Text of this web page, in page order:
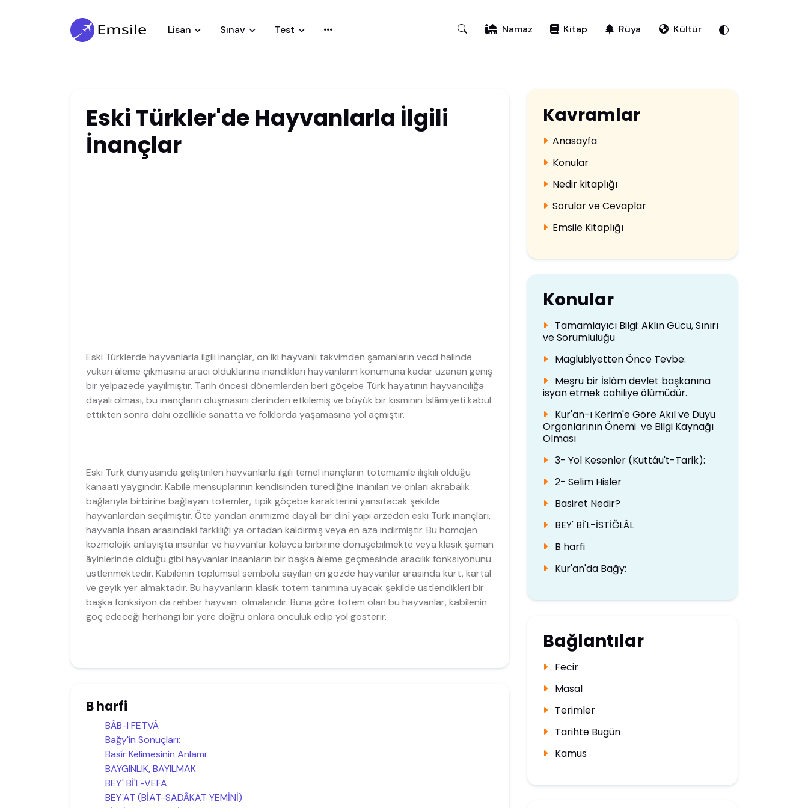
Lisan Sınav Test Namaz Kitap Rüya Kültür
Eski Türkler'de Hayvanlarla İlgili
İnançlar
Eski Türklerde hayvanlarla ilgili inançlar, on iki hayvanlı takvimden şamanların vecd halinde
yukarı âleme çıkmasına aracı olduklarına inandıkları hayvanların konumuna kadar uzanan geniş
bir yelpazede yayılmıştır. Tarih öncesi dönemlerden beri göçebe Türk hayatının hayvancılığa
dayalı olması, bu inançların oluşmasını derinden etkilemiş ve büyük bir kısmının İslâmiyeti kabul
ettikten sonra dahi özellikle sanatta ve folklorda yaşamasına yol açmıştır.
Eski Türk dünyasında geliştirilen hayvanlarla ilgili temel inançların totemizmle ilişkili olduğu
kanaati yaygındır. Kabile mensuplarının kendisinden türediğine inanılan ve onları akrabalık
bağlarıyla birbirine bağlayan totemler, tipik göçebe karakterini yansıtacak şekilde
hayvanlardan seçilmiştir. Öte yandan animizme dayalı bir dinî yapı arzeden eski Türk inançları,
hayvanla insan arasındaki farklılığı ya ortadan kaldırmış veya en aza indirmiştir. Bu homojen
kozmolojik anlayışta insanlar ve hayvanlar kolayca birbirine dönüşebilmekte veya klasik şaman
âyinlerinde olduğu gibi hayvanlar insanların bir başka âleme geçmesinde aracılık fonksiyonunu
üstlenmektedir. Kabilenin toplumsal sembolü sayılan en gözde hayvanlar arasında kurt, kartal
ve geyik yer almaktadır. Bu hayvanların klasik totem tanımına uyacak şekilde üstlendikleri bir
başka fonksiyon da rehber hayvan olmalarıdır. Buna göre totem olan bu hayvanlar, kabilenin
göç edeceği herhangi bir yere doğru onlara öncülük edip yol gösterir.
B harfi
BÂB-I FETVÂ
Bağy'ín Sonuçları:
Basír Kelimesinin Anlamı:
BAYGINLIK, BAYILMAK
BEY' Bİ'L-VEFA
BEY'AT (BİAT-SADÂKAT YEMİNİ)
Kavramlar
Anasayfa
Konular
Nedir kitaplığı
Sorular ve Cevaplar
Emsile Kitaplığı
Konular
Tamamlayıcı Bilgi: Aklın Gücü, Sınırı
ve Sorumluluğu
Maglubiyetten Önce Tevbe:
Meşru bir İslâm devlet başkanına
isyan etmek cahiliye ölümüdür.
Kur'an-ı Kerim'e Göre Akıl ve Duyu
Organlarının Önemi ve Bilgi Kaynağı
Olması
3- Yol Kesenler (Kuttâu't-Tarik):
2- Selim Hisler
Basiret Nedir?
BEY' Bİ'L-İSTİĞLÂL
B harfi
Kur'an'da Bağy:
Bağlantılar
Fecir
Masal
Terimler
Tarihte Bugün
Kamus